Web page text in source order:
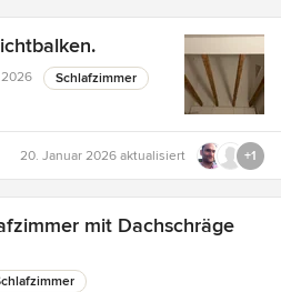
2026 Schlafzimmer
20. Januar 2026 aktualisiert +1
mit Dachschräge